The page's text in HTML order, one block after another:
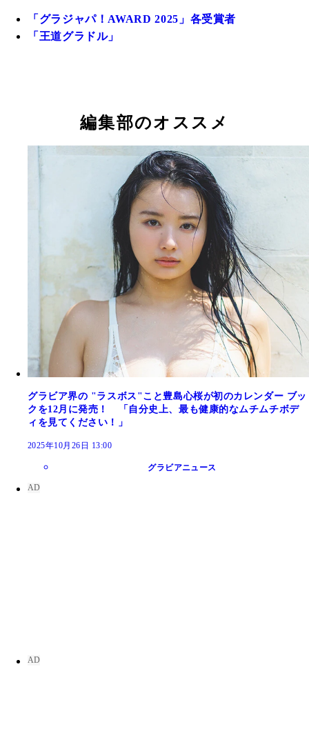
「グラジャパ！AWARD 2025」各受賞者
「王道グラドル」
編集部のオススメ
グラビア界の "ラスボス"こと豊島心桜が初のカレンダー ブッ
クを12月に発売！ 「自分史上、最も健康的なムチムチボデ
ィを見てください！」
2025年10月26日 13:00
グラビアニュース